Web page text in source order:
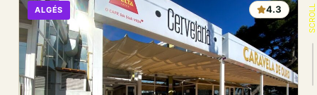
ALGÉS 4.3 SCROLL